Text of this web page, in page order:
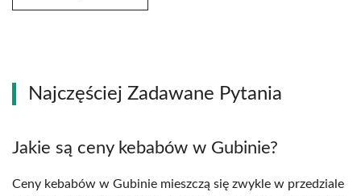
Najczęściej Zadawane Pytania
Jakie są ceny kebabów w Gubinie?
Ceny kebabów w Gubinie mieszczą się zwykle w przedziale